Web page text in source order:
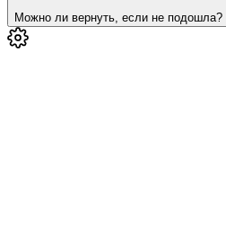
Можно ли вернуть, если не подошла?